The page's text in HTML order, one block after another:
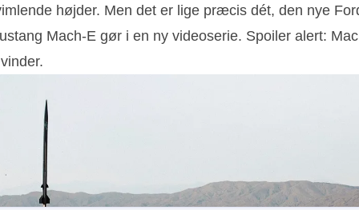
højder. Men det er lige præcis dét, den nye
Mach-E gør i en ny videoserie. Spoiler alert: